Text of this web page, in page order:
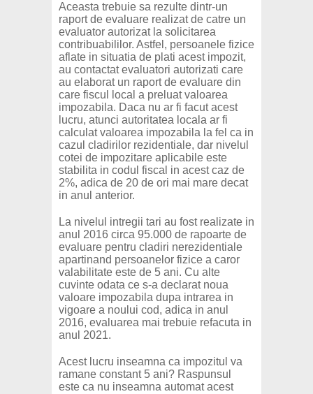
Aceasta trebuie sa rezulte dintr-un
raport de evaluare realizat de catre un
evaluator autorizat la solicitarea
contribuabililor. Astfel, persoanele fizice
aflate in situatia de plati acest impozit,
au contactat evaluatori autorizati care
au elaborat un raport de evaluare din
care fiscul local a preluat valoarea
impozabila. Daca nu ar fi facut acest
lucru, atunci autoritatea locala ar fi
calculat valoarea impozabila la fel ca in
cazul cladirilor rezidentiale, dar nivelul
cotei de impozitare aplicabile este
stabilita in codul fiscal in acest caz de
2%, adica de 20 de ori mai mare decat
in anul anterior.
La nivelul intregii tari au fost realizate in
anul 2016 circa 95.000 de rapoarte de
evaluare pentru cladiri nerezidentiale
apartinand persoanelor fizice a caror
valabilitate este de 5 ani. Cu alte
cuvinte odata ce s-a declarat noua
valoare impozabila dupa intrarea in
vigoare a noului cod, adica in anul
2016, evaluarea mai trebuie refacuta in
anul 2021.
Acest lucru inseamna ca impozitul va
ramane constant 5 ani? Raspunsul
este ca nu inseamna automat acest